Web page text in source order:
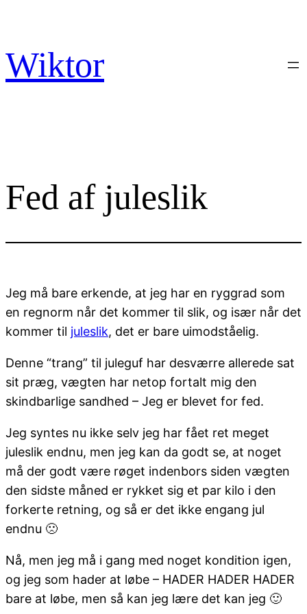
indhold
Wiktor
Fed af juleslik
Jeg må bare erkende, at jeg har en ryggrad som
en regnorm når det kommer til slik, og især når det
kommer til juleslik, det er bare uimodståelig.
Denne “trang” til juleguf har desværre allerede sat
sit præg, vægten har netop fortalt mig den
skindbarlige sandhed – Jeg er blevet for fed.
Jeg syntes nu ikke selv jeg har fået ret meget
juleslik endnu, men jeg kan da godt se, at noget
må der godt være røget indenbors siden vægten
den sidste måned er rykket sig et par kilo i den
forkerte retning, og så er det ikke engang jul
endnu 🙁
Nå, men jeg må i gang med noget kondition igen,
og jeg som hader at løbe – HADER HADER HADER
bare at løbe, men så kan jeg lære det kan jeg 🙂